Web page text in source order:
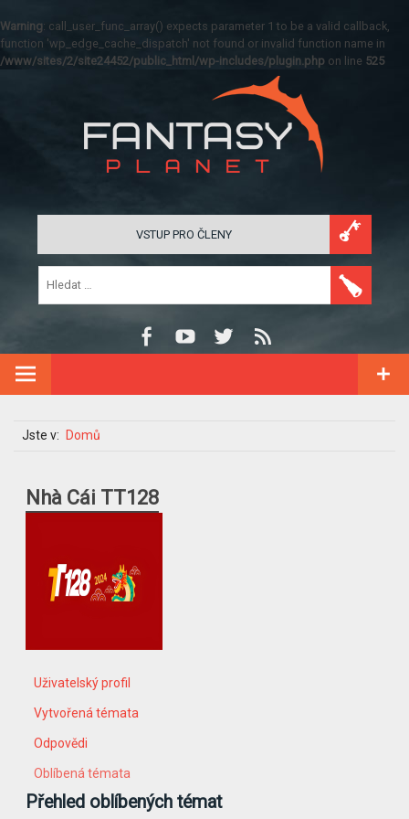
Warning: call_user_func_array() expects parameter 1 to be a valid callback,
function 'wp_edge_cache_dispatch' not found or invalid function name in
/www/sites/2/site24452/public_html/wp-includes/plugin.php on line 525
VSTUP PRO ČLENY
Jste v: Domů
Nhà Cái TT128
Uživatelský profil
Vytvořená témata
Odpovědi
Oblíbená témata
Přehled oblíbených témat